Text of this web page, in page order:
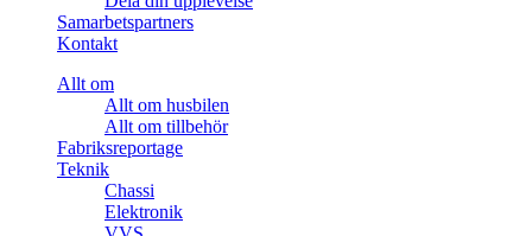
Samarbetspartners
Kontakt
Allt om
Allt om husbilen
Allt om tillbehör
Fabriksreportage
Teknik
Chassi
Elektronik